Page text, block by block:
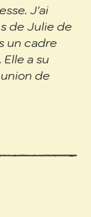
J'ai
de Julie de
un cadre
a su
de